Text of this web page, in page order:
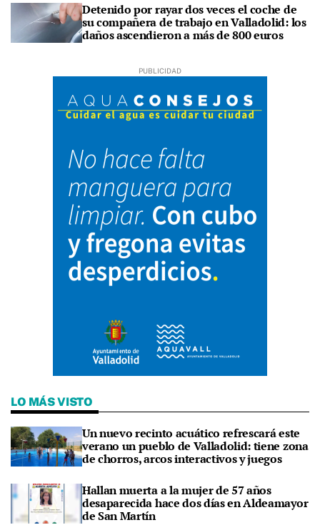
Detenido por rayar dos veces el coche de
su compañera de trabajo en Valladolid: los
daños ascendieron a más de 800 euros
LO MÁS VISTO
Un nuevo recinto acuático refrescará este
verano un pueblo de Valladolid: tiene zona
de chorros, arcos interactivos y juegos
Hallan muerta a la mujer de 57 años
desaparecida hace dos días en Aldeamayor
de San Martín